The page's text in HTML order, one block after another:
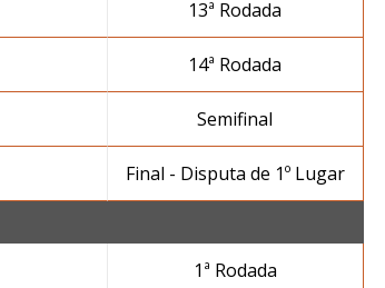
13ª Rodada
14ª Rodada
Semifinal
Final - Disputa de 1º Lugar
1ª Rodada